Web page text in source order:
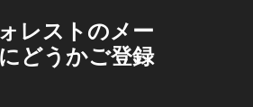
レストのメー
どうかご登録